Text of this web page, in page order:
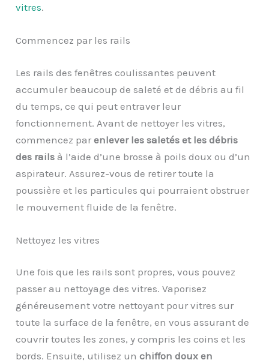
vitres.
Commencez par les rails
Les rails des fenêtres coulissantes peuvent
accumuler beaucoup de saleté et de débris au fil
du temps, ce qui peut entraver leur
fonctionnement. Avant de nettoyer les vitres,
commencez parenlever les saletés et les débris
des rails à l’aide d’une brosse à poils doux ou d’un
aspirateur. Assurez-vous de retirer toute la
poussière et les particules qui pourraient obstruer
le mouvement fluide de la fenêtre.
Nettoyez les vitres
Une fois que les rails sont propres, vous pouvez
passer au nettoyage des vitres. Vaporisez
généreusement votre nettoyant pour vitres sur
toute la surface de la fenêtre, en vous assurant de
couvrir toutes les zones, y compris les coins et les
bords. Ensuite, utilisez unchiffon doux en